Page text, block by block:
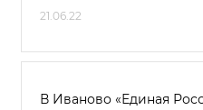
21.06.22
В Иваново «Единая